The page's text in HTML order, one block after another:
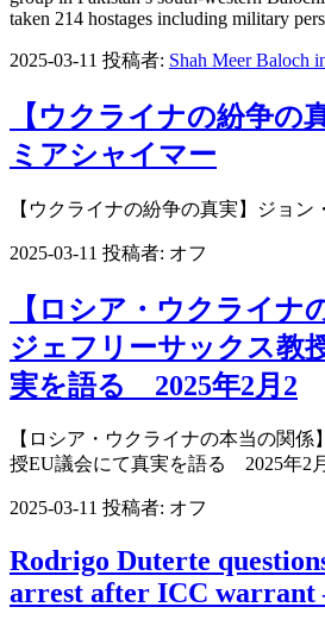
taken 214 hostages including military
2025-03-11 投稿者: Shah Meer Baloch
【ウクライナの紛争の
ミアシャイマー
【ウクライナの紛争の真実】ジョン
2025-03-11 投稿者: オフ
【ロシア・ウクライナ
ジェフリーサックス教
実を語る 2025年2月2
【ロシア・ウクライナの本当の関
授EU議会にて真実を語る 2025年2
2025-03-11 投稿者: オフ
Rodrigo Duterte
arrest after ICC warrant